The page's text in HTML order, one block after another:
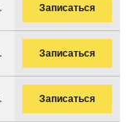
Записаться
Записаться
Записаться